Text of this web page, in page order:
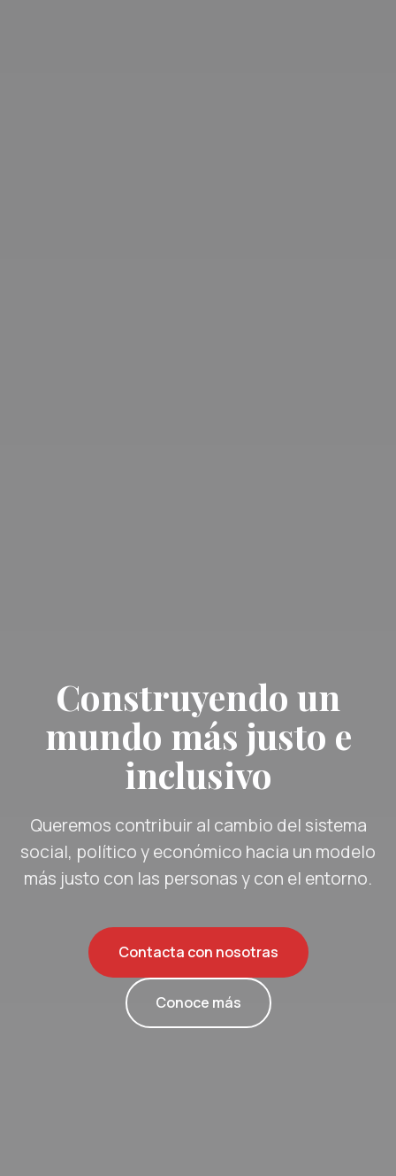
Construyendo un
mundo más justo e
inclusivo
Queremos contribuir al cambio del sistema
social, político y económico hacia un modelo
más justo con las personas y con el entorno.
Contacta con nosotras
Conoce más